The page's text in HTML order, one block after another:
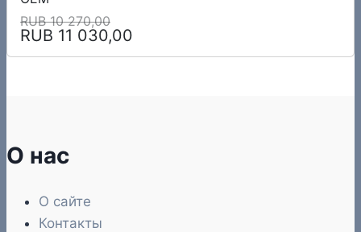
RUB 10 270,00
RUB 11 030,00
О нас
О сайте
Контакты